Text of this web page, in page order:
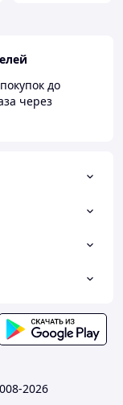
до
через
2026